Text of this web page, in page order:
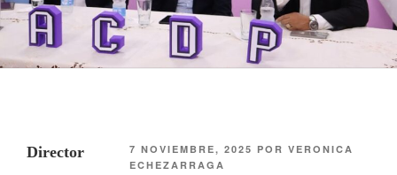
7 NOVIEMBRE, 2025 PORVERONICA
ECHEZARRAGA
Director